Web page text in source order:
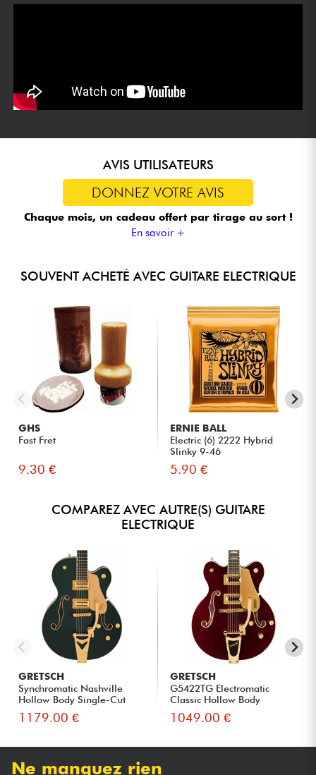
AVIS UTILISATEURS
DONNEZ VOTRE AVIS
Chaque mois, un cadeau offert par tirage au sort !
En savoir +
SOUVENT ACHETÉ AVEC GUITARE ELECTRIQUE
GHS
Fast Fret
9.30 €
ERNIE BALL
Electric (6) 2222 Hybrid
Slinky 9-46
5.90 €
COMPAREZ AVEC AUTRE(S) GUITARE
ELECTRIQUE
GRETSCH
Synchromatic Nashville
Hollow Body Single-Cut
Bigs...
1179.00 €
GRETSCH
G5422TG Electromatic
Classic Hollow Body
Double-Cu...
1049.00 €
Ne manquez rien